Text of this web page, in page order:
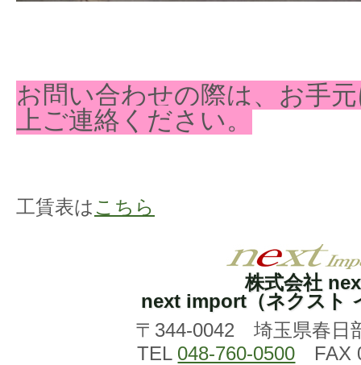
お問い合わせの際は、お手
上ご連絡ください。
工賃表は こちら
株式会社
next import（ネクスト
〒344-0042 埼玉県春日
TEL 048-760-0500 FAX